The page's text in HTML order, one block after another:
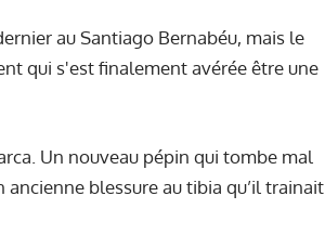
au Santiago Bernabéu, mais le
qui s'est finalement avérée être une
Un nouveau pépin qui tombe mal
blessure au tibia qu’il trainait